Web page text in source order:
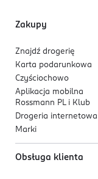
Zakupy
Znajdź drogerię
Karta podarunkowa
Czyściochowo
Aplikacja mobilna
Rossmann PL i Klub
Drogeria internetowa
Marki
Obsługa klienta